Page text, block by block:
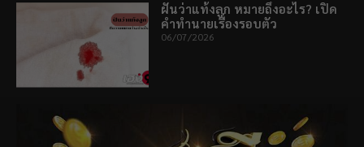
ฝันว่าแท้งลูก หมายถึงอะไร? เปิด
คำทำนายเรื่องรอบตัว
06/07/2026